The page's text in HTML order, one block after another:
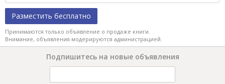
Разместить бесплатно
Принимаются только объявление о продаже книги.
Внимание, объявления модерируются администрацией.
Подпишитесь на новые объявления